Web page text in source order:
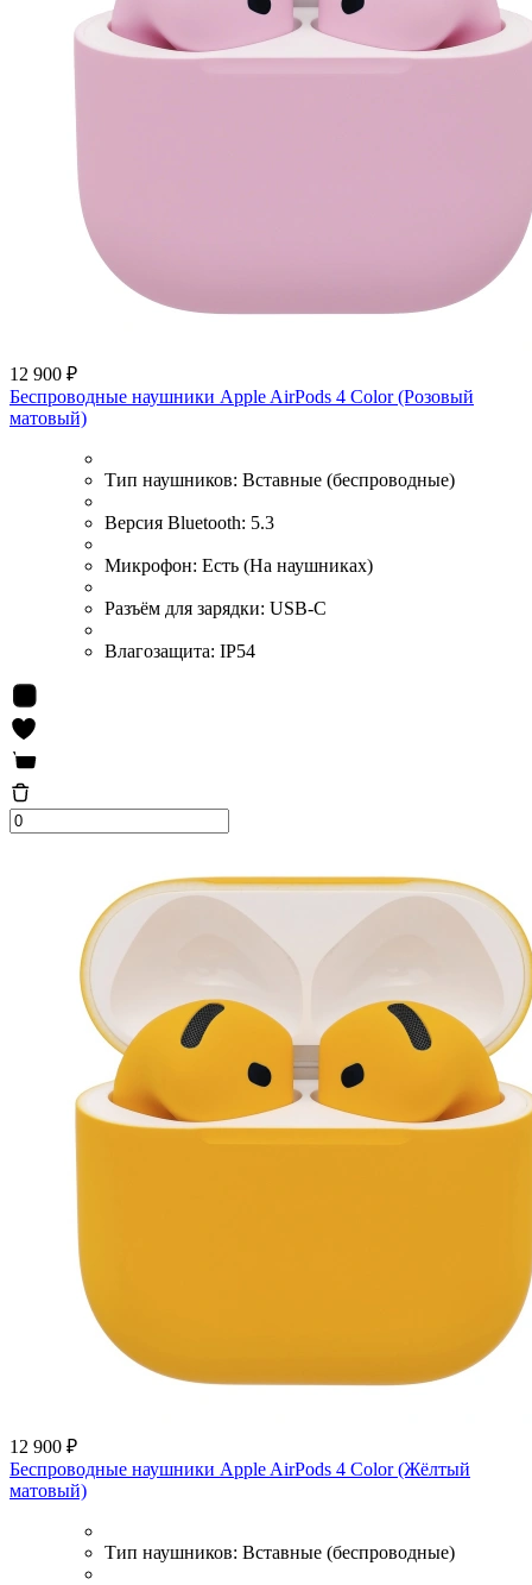
12 900 ₽
Беспроводные наушники Apple AirPods 4 Color (Розовый
матовый)
Тип наушников: Вставные (беспроводные)
Версия Bluetooth: 5.3
Микрофон: Есть (На наушниках)
Разъём для зарядки: USB-C
Влагозащита: IP54
12 900 ₽
Беспроводные наушники Apple AirPods 4 Color (Жёлтый
матовый)
Тип наушников: Вставные (беспроводные)